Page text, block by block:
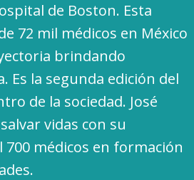
de Boston. Esta
72 mil médicos en México
brindando
Es la segunda edición del
de la sociedad. José
vidas con su
médicos en formación